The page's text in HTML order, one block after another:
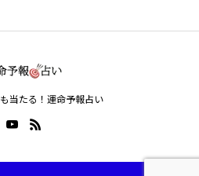
当たる！運命予報占い